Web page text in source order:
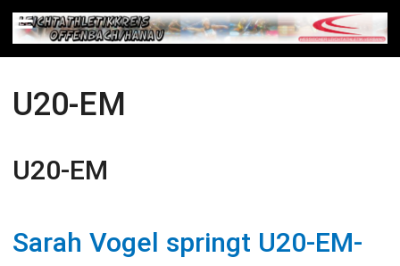
U20-EM
U20-EM
Sarah Vogel springt U20-EM-